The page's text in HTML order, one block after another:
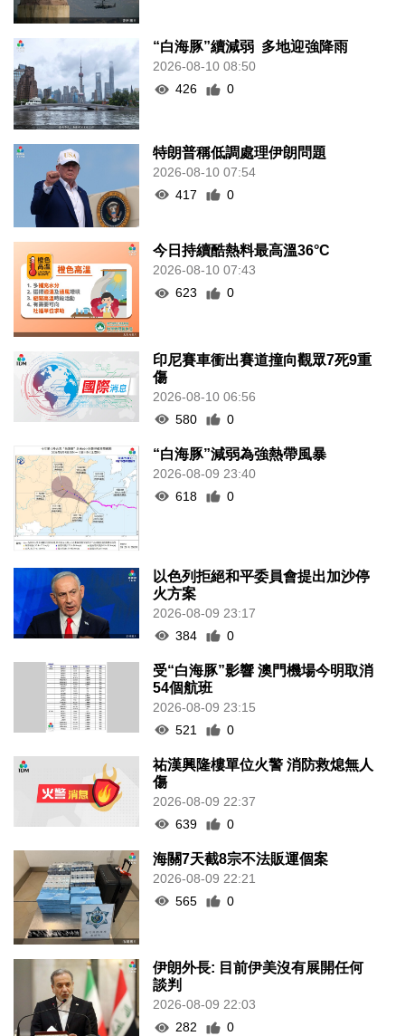
“白海豚”續減弱 多地迎強降雨
2026-08-10 08:50
426
0
特朗普稱低調處理伊朗問題
2026-08-10 07:54
417
0
今日持續酷熱料最高溫36°C
2026-08-10 07:43
623
0
印尼賽車衝出賽道撞向觀眾7死9重
傷
2026-08-10 06:56
580
0
“白海豚”減弱為強熱帶風暴
2026-08-09 23:40
618
0
以色列拒絕和平委員會提出加沙停
火方案
2026-08-09 23:17
384
0
受“白海豚”影響 澳門機場今明取消
54個航班
2026-08-09 23:15
521
0
祐漢興隆樓單位火警 消防救熄無人
傷
2026-08-09 22:37
639
0
海關7天截8宗不法販運個案
2026-08-09 22:21
565
0
伊朗外長: 目前伊美沒有展開任何
談判
2026-08-09 22:03
282
0